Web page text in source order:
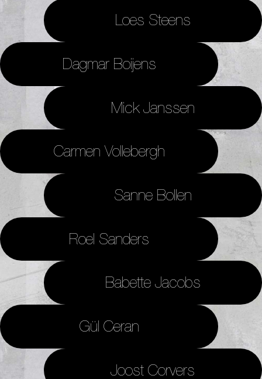
Loes Steens
Dagmar Boijens
Mick Janssen
Carmen Vollebergh
Sanne Bollen
Roel Sanders
Babette Jacobs
Gül Ceran
Joost Corvers